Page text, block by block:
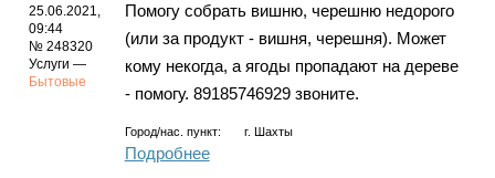
25.06.2021,
09:44
№ 248320
Услуги —
Бытовые
Помогу собрать вишню, черешню недорого
(или за продукт - вишня, черешня). Может
кому некогда, а ягоды пропадают на дереве
- помогу. 89185746929 звоните.
Город/нас. пункт: г. Шахты
Подробнее